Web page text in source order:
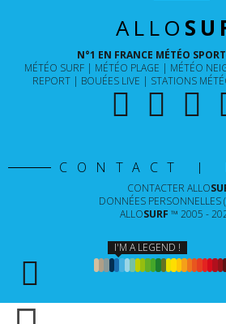
ALLO
N°1 EN FRANCE MÉTÉO
MÉTÉO SURF
MÉTÉO PLAGE MÉTÉO
REPORT
BOUÉES LIVE STATIONS
CONTACT |
CONTACTER ALLO
DONNÉES PERSONNELLES
ALLOSURF ™ 2005 -
I'M A LEGEND !